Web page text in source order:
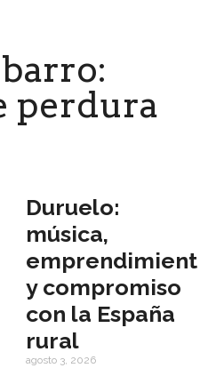
perdura
Duruelo:
música,
emprendimiento
y compromiso
con la España
rural
agosto 3, 2026